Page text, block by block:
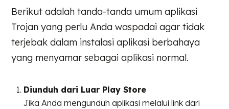
Berikut adalah tanda-tanda umum aplikasi
Trojan yang perlu Anda waspadai agar tidak
terjebak dalam instalasi aplikasi berbahaya
yang menyamar sebagai aplikasi normal.
Diunduh dari Luar Play Store
Jika Anda mengunduh aplikasi melalui link dari